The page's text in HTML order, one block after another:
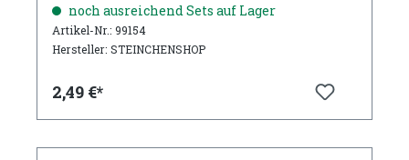
noch ausreichend Sets auf Lager
Artikel-Nr.: 99154
Hersteller: STEINCHENSHOP
2,49 €*